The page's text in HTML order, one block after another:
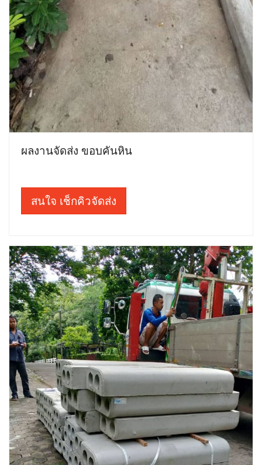
ผลงานจัดส่ง ขอบคันหิน
สนใจ เช็กคิวจัดส่ง